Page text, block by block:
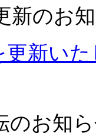
新のお
更新い
のお知